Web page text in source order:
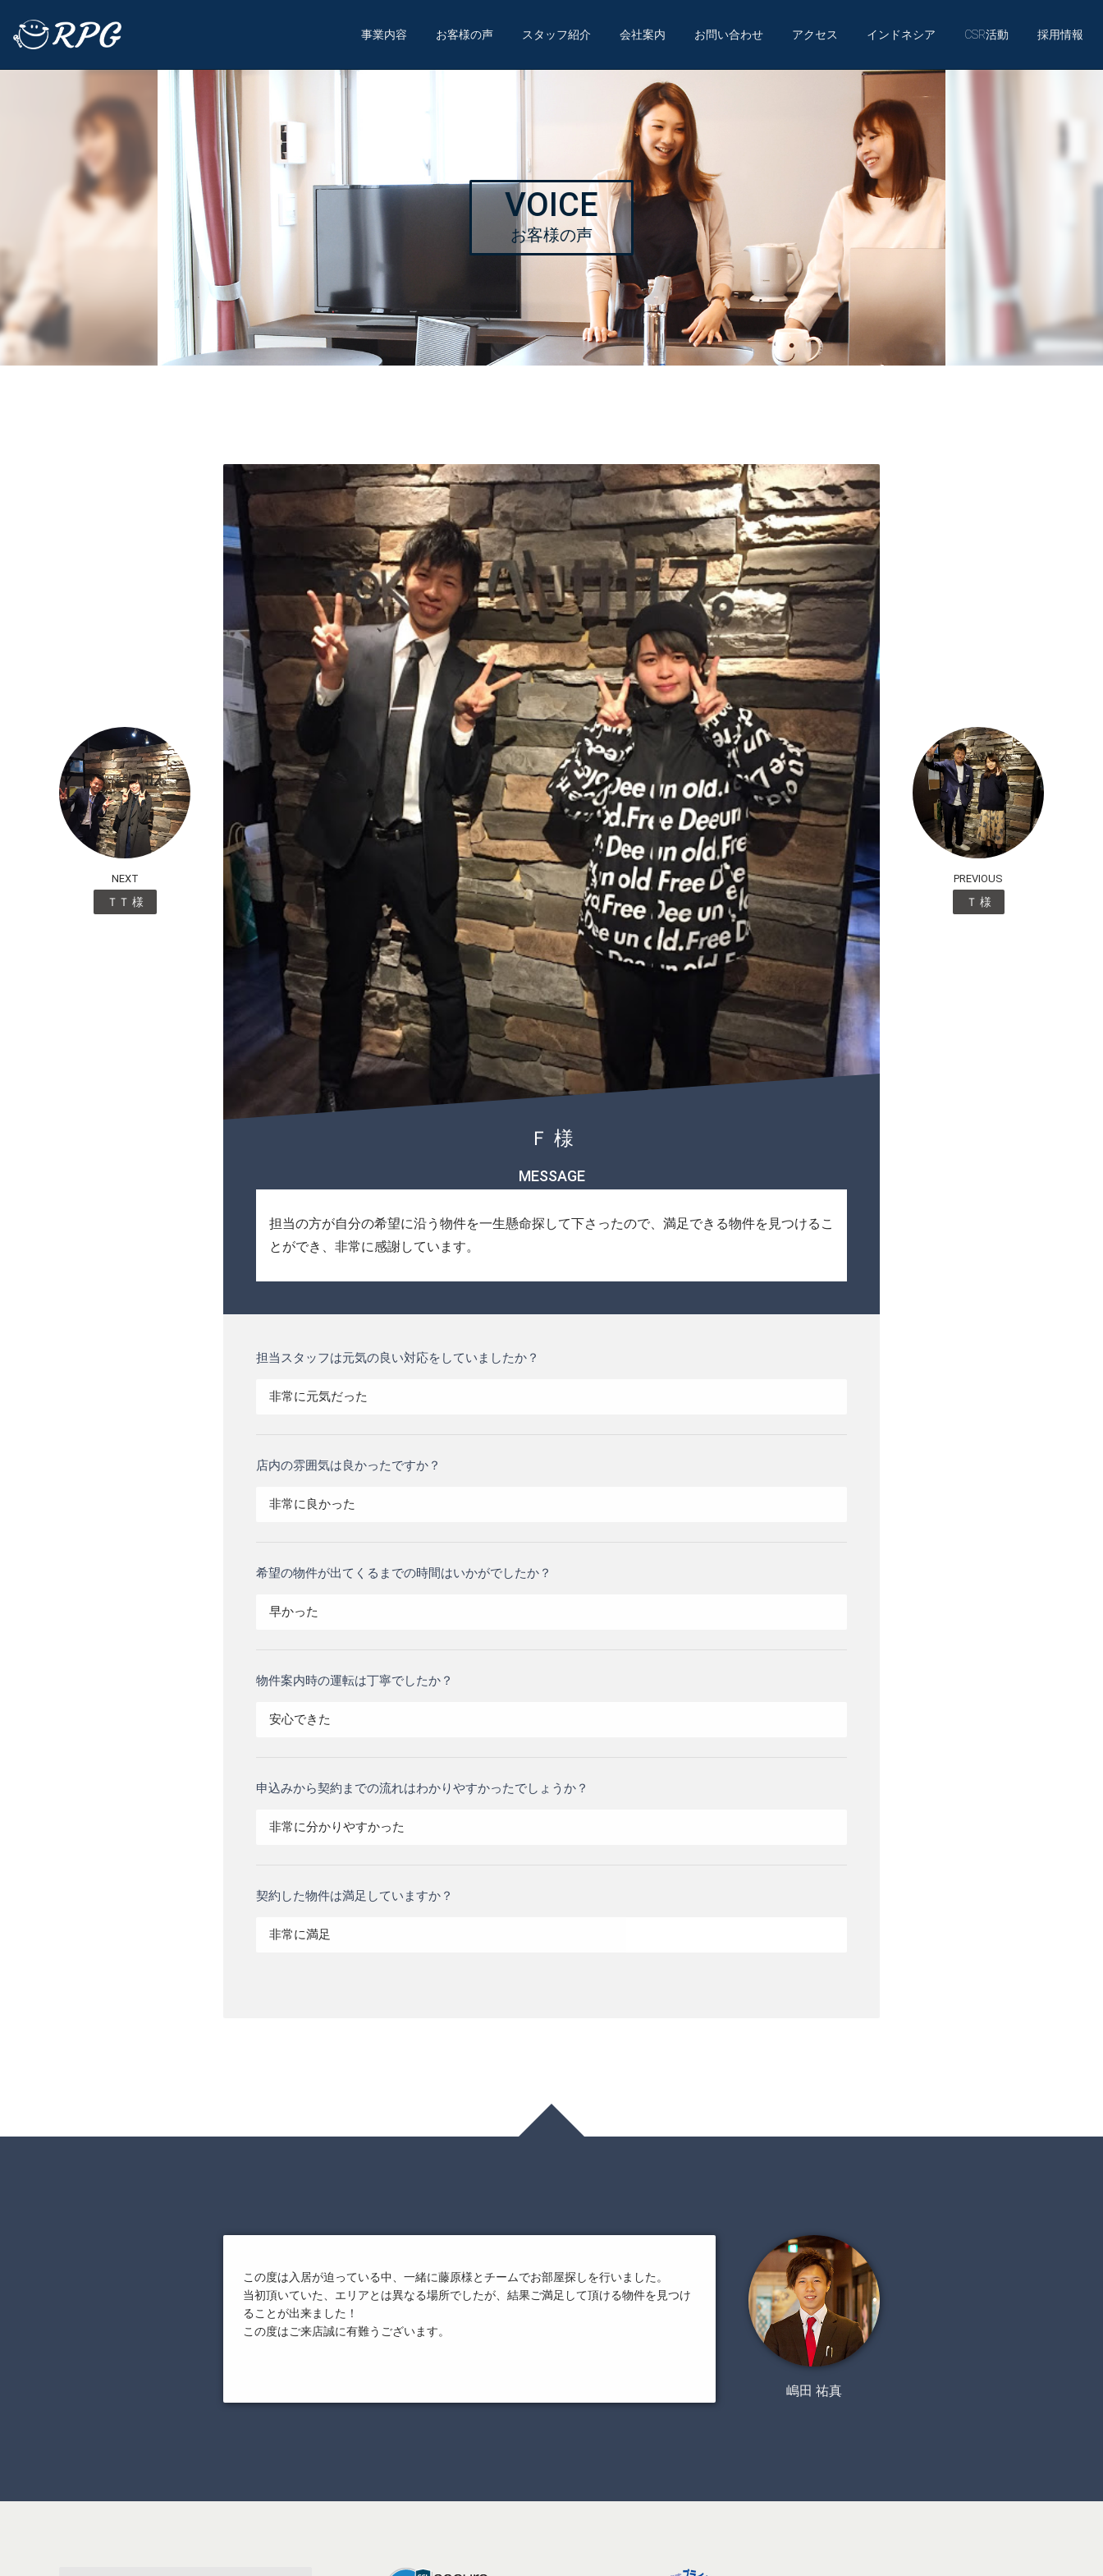
事業内容 お客様の声 スタッフ紹介 会社案内 お問い合わせ アクセス インドネシア CSR活動 採用情報
VOICE
お客様の声
Ｆ 様
MESSAGE
担当の方が自分の希望に沿う物件を一生懸命探して下さったので、満足できる物件を見つけるこ
とができ、非常に感謝しています。
担当スタッフは元気の良い対応をしていましたか？
非常に元気だった
店内の雰囲気は良かったですか？
非常に良かった
希望の物件が出てくるまでの時間はいかがでしたか？
早かった
物件案内時の運転は丁寧でしたか？
安心できた
申込みから契約までの流れはわかりやすかったでしょうか？
非常に分かりやすかった
契約した物件は満足していますか？
非常に満足
NEXT
ＴＴ 様
PREVIOUS
Ｔ 様
嶋田 祐真
この度は入居が迫っている中、一緒に藤原様とチームでお部屋探しを行いました。
当初頂いていた、エリアとは異なる場所でしたが、結果ご満足して頂ける物件を見つけ
ることが出来ました！
この度はご来店誠に有難うございます。